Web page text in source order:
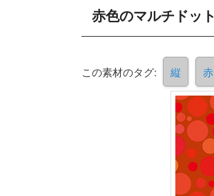
赤色のマルチドッ
この素材のタグ: 縦 赤